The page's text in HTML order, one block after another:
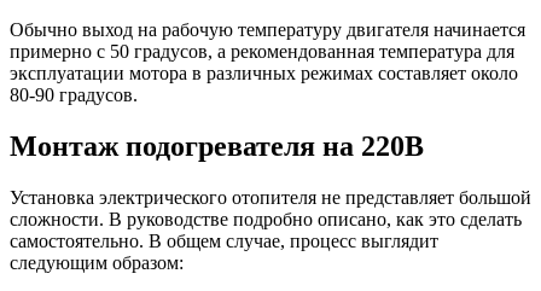
Обычно выход на рабочую температуру двигателя начинается
примерно с 50 градусов, а рекомендованная температура для
эксплуатации мотора в различных режимах составляет около
80-90 градусов.
Монтаж подогревателя на 220В
Установка электрического отопителя не представляет большой
сложности. В руководстве подробно описано, как это сделать
самостоятельно. В общем случае, процесс выглядит
следующим образом: